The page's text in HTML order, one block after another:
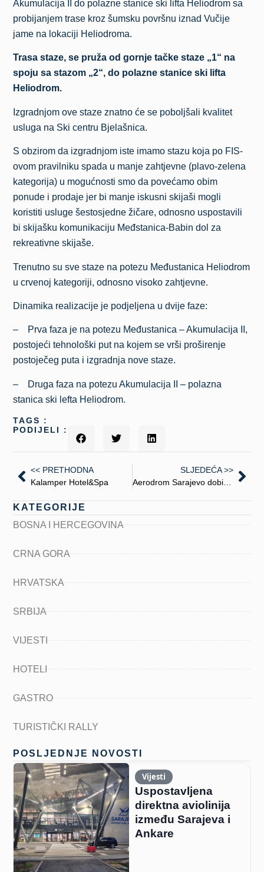
Akumulacija II do polazne stanice ski lifta Heliodrom sa
probijanjem trase kroz šumsku površnu iznad Vučije
jame na lokaciji Heliodroma.
Trasa staze, se pruža od gornje tačke staze „1“ na
spoju sa stazom „2“, do polazne stanice ski lifta
Heliodrom.
Izgradnjom ove staze znatno će se poboljšali kvalitet
usluga na Ski centru Bjelašnica.
S obzirom da izgradnjom iste imamo stazu koja po FIS-
ovom pravilniku spada u manje zahtjevne (plavo-zelena
kategorija) u mogućnosti smo da povećamo obim
ponude i prodaje jer bi manje iskusni skijaši mogli
koristiti usluge šestosjedne žičare, odnosno uspostavili
bi skijašku komunikaciju Međstanica-Babin dol za
rekreativne skijaše.
Trenutno su sve staze na potezu Međustanica Heliodrom
u crvenoj kategoriji, odnosno visoko zahtjevne.
Dinamika realizacije je podjeljena u dvije faze:
– Prva faza je na potezu Međustanica – Akumulacija II,
postojeći tehnološki put na kojem se vrši proširenje
postoječeg puta i izgradnja nove staze.
– Druga faza na potezu Akumulacija II – polazna
stanica ski lefta Heliodrom.
TAGS :
PODIJELI :
<< PRETHODNA
Kalamper Hotel&Spa
SLJEDEĆA >>
Aerodrom Sarajevo dobit će novi kontrolni toranj
KATEGORIJE
BOSNA I HERCEGOVINA
CRNA GORA
HRVATSKA
SRBIJA
VIJESTI
HOTELI
GASTRO
TURISTIČKI RALLY
POSLJEDNJE NOVOSTI
Vijesti
Uspostavljena
direktna aviolinija
između Sarajeva i
Ankare